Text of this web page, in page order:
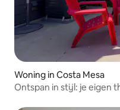
Woning in Costa Mesa
Ontspan in stijl: je eigen